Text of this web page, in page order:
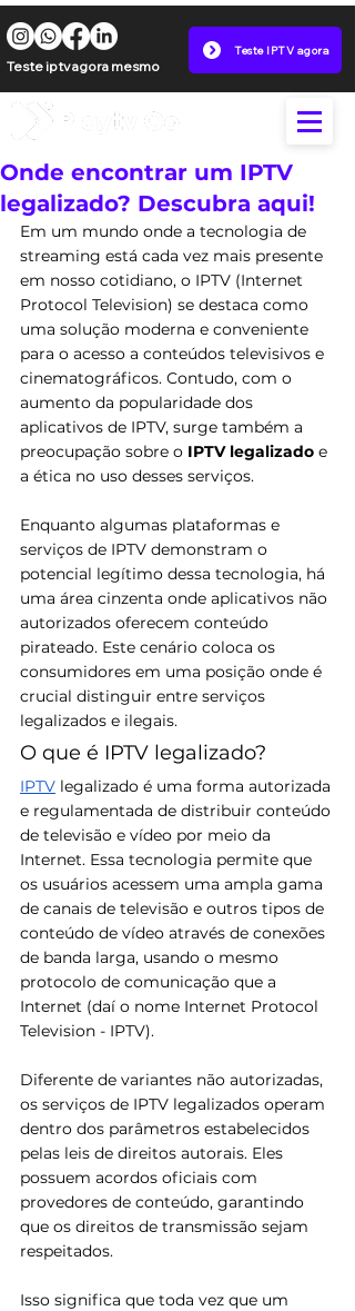
Teste iptv agora mesmo
Teste IPTV agora
Onde encontrar um IPTV
legalizado? Descubra aqui!
Em um mundo onde a tecnologia de
streaming está cada vez mais presente
em nosso cotidiano, o IPTV (Internet
Protocol Television) se destaca como
uma solução moderna e conveniente
para o acesso a conteúdos televisivos e
cinematográficos. Contudo, com o
aumento da popularidade dos
aplicativos de IPTV, surge também a
preocupação sobre o IPTV legalizado e
a ética no uso desses serviços.
Enquanto algumas plataformas e
serviços de IPTV demonstram o
potencial legítimo dessa tecnologia, há
uma área cinzenta onde aplicativos não
autorizados oferecem conteúdo
pirateado. Este cenário coloca os
consumidores em uma posição onde é
crucial distinguir entre serviços
legalizados e ilegais.
O que é IPTV legalizado?
IPTV legalizado é uma forma autorizada
e regulamentada de distribuir conteúdo
de televisão e vídeo por meio da
Internet. Essa tecnologia permite que
os usuários acessem uma ampla gama
de canais de televisão e outros tipos de
conteúdo de vídeo através de conexões
de banda larga, usando o mesmo
protocolo de comunicação que a
Internet (daí o nome Internet Protocol
Television - IPTV).
Diferente de variantes não autorizadas,
os serviços de IPTV legalizados operam
dentro dos parâmetros estabelecidos
pelas leis de direitos autorais. Eles
possuem acordos oficiais com
provedores de conteúdo, garantindo
que os direitos de transmissão sejam
respeitados.
Isso significa que toda vez que um